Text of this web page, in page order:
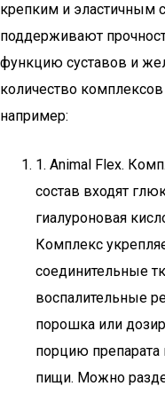
крепким и эластичным
поддерживают
функцию суставов и
количество комплексов
например:
1. Animal Flex.
состав входят
гиалуроновая
Комплекс
соединительные
воспалительные
порошка или
порцию препарата
пищи. Можно